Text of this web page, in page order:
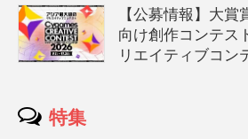
【公募情報】大賞
向け創作コンテス
リエイティブコン
特集